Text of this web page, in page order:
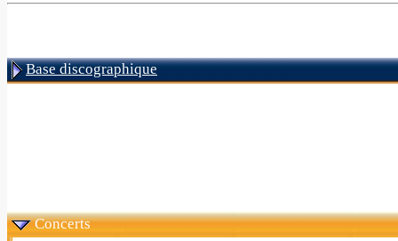
Base discographique
Concerts